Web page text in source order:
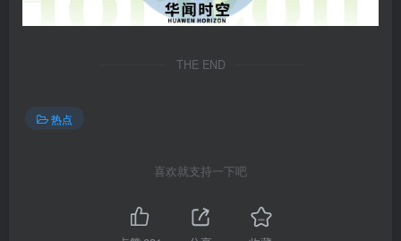
THE END
热点
喜欢就支持一下吧